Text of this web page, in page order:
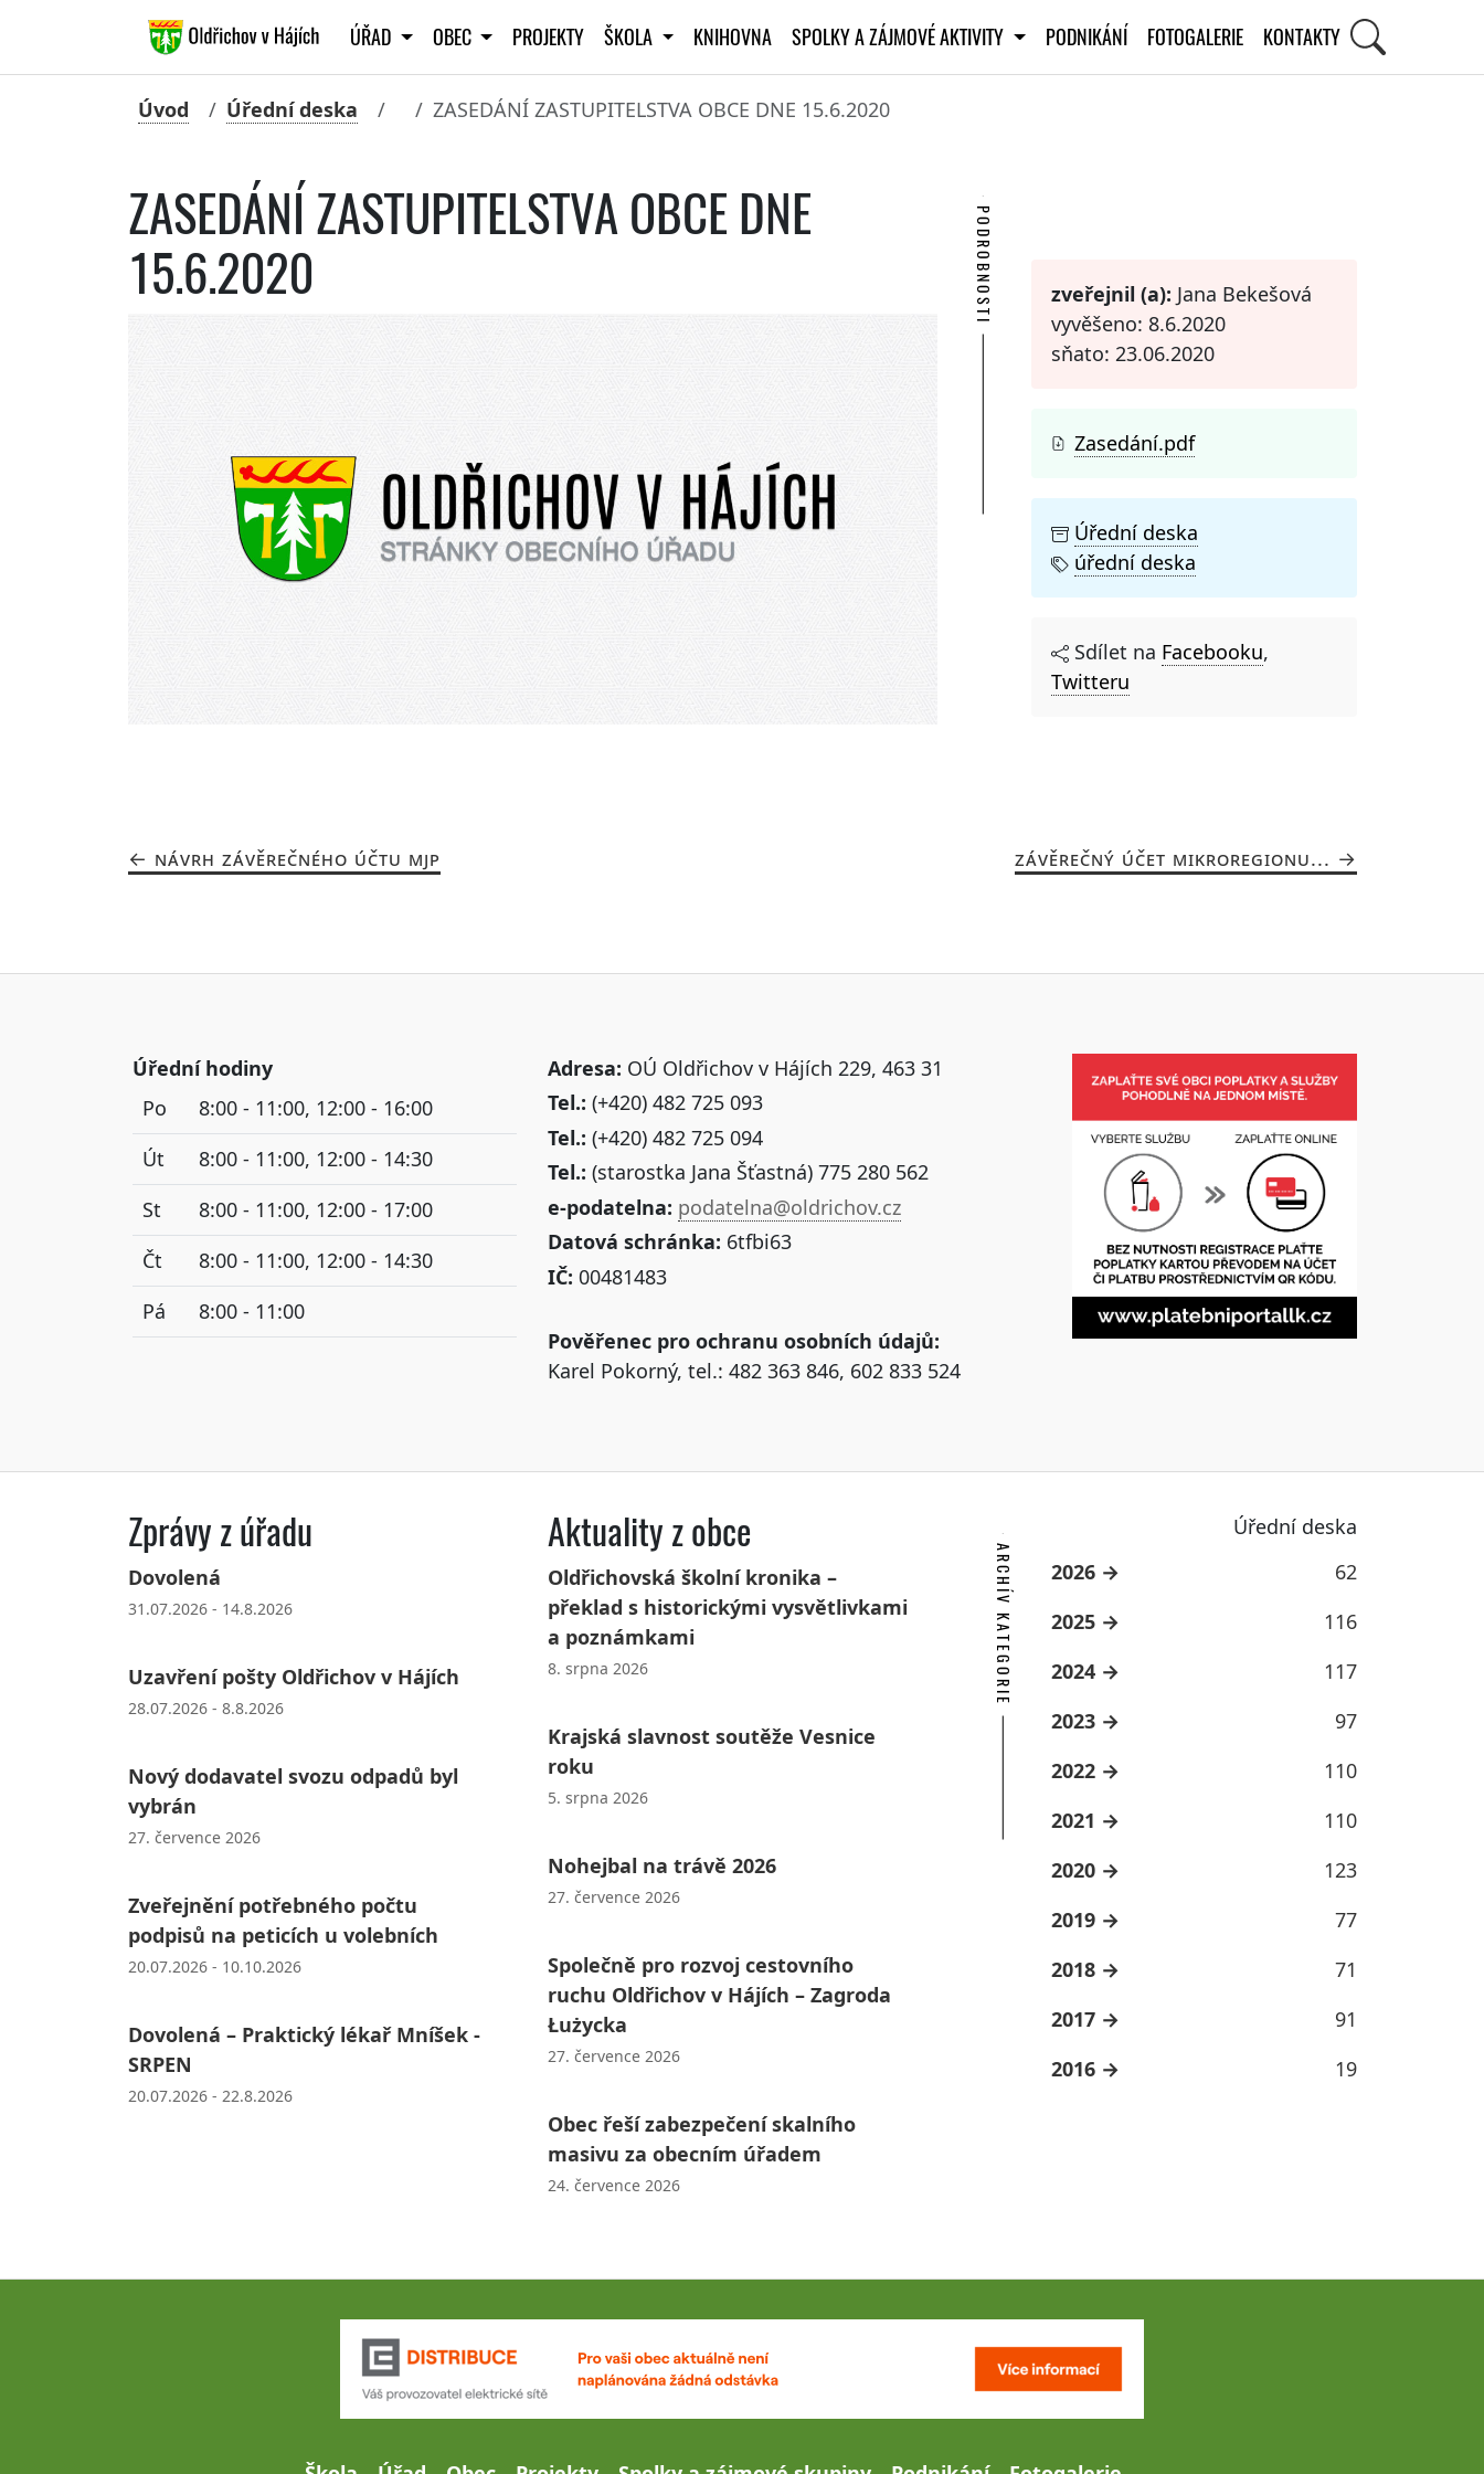
ÚŘAD OBEC PROJEKTY ŠKOLA KNIHOVNA SPOLKY A ZÁJMOVÉ AKTIVITY PODNIKÁNÍ FOTOGALERIE KONTAKTY
Úvod Úřední deska ZASEDÁNÍ ZASTUPITELSTVA OBCE DNE 15.6.2020
ZASEDÁNÍ ZASTUPITELSTVA OBCE DNE
15.6.2020
PODROBNOSTI zveřejnil (a): Jana Bekešová
vyvěšeno: 8.6.2020
sňato: 23.06.2020
Zasedání.pdf
Úřední deska
úřední deska
Sdílet na Facebooku,
Twitteru
NÁVRH ZÁVĚREČNÉHO ÚČTU MJP ZÁVĚREČNÝ ÚČET MIKROREGIONU...
Úřední hodiny
Po
8:00 - 11:00, 12:00 - 16:00
Út
8:00 - 11:00, 12:00 - 14:30
St
8:00 - 11:00, 12:00 - 17:00
Čt
8:00 - 11:00, 12:00 - 14:30
Pá
8:00 - 11:00
Adresa: OÚ Oldřichov v Hájích 229, 463 31
Tel.: (+420) 482 725 093
Tel.: (+420) 482 725 094
Tel.: (starostka Jana Šťastná) 775 280 562
e-podatelna: podatelna@oldrichov.cz
Datová schránka: 6tfbi63
IČ: 00481483
Pověřenec pro ochranu osobních údajů:
Karel Pokorný, tel.: 482 363 846, 602 833 524
Zprávy z úřadu
Dovolená
31.07.2026 - 14.8.2026
Uzavření pošty Oldřichov v Hájích
28.07.2026 - 8.8.2026
Nový dodavatel svozu odpadů byl
vybrán
27. července 2026
Zveřejnění potřebného počtu
podpisů na peticích u volebních
20.07.2026 - 10.10.2026
Dovolená – Praktický lékař Mníšek -
SRPEN
20.07.2026 - 22.8.2026
Aktuality z obce
Oldřichovská školní kronika –
překlad s historickými vysvětlivkami
a poznámkami
8. srpna 2026
Krajská slavnost soutěže Vesnice
roku
5. srpna 2026
Nohejbal na trávě 2026
27. července 2026
Společně pro rozvoj cestovního
ruchu Oldřichov v Hájích – Zagroda
Łużycka
27. července 2026
Obec řeší zabezpečení skalního
masivu za obecním úřadem
24. července 2026
Úřední deska
ARCHÍV KATEGORIE 2026
62
2025
116
2024
117
2023
97
2022
110
2021
110
2020
123
2019
77
2018
71
2017
91
2016
19